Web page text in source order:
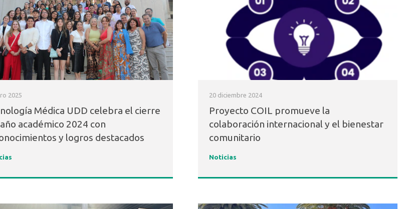
2025
Médica UDD celebra el cierre
académico 2024 con
y logros destacados
20 diciembre 2024
Proyecto COIL promueve la
colaboración internacional y el bienestar
comunitario
Noticias